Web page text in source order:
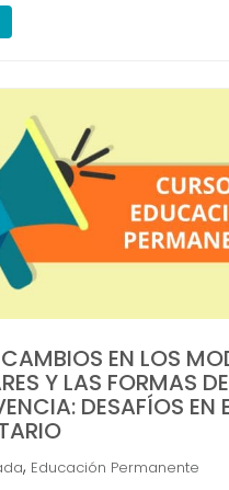
EN LOS
Y LAS FORMAS DE
DESAFÍOS EN
, Educación Permanente